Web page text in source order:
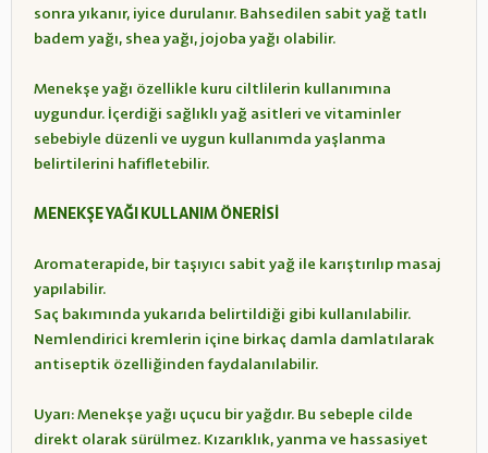
sonra yıkanır, iyice durulanır. Bahsedilen sabit yağ tatlı
badem yağı, shea yağı, jojoba yağı olabilir.
Menekşe yağı özellikle kuru ciltlilerin kullanımına
uygundur. İçerdiği sağlıklı yağ asitleri ve vitaminler
sebebiyle düzenli ve uygun kullanımda yaşlanma
belirtilerini hafifletebilir.
MENEKŞE YAĞI KULLANIM ÖNERİSİ
Aromaterapide, bir taşıyıcı sabit yağ ile karıştırılıp masaj
yapılabilir.
Saç bakımında yukarıda belirtildiği gibi kullanılabilir.
Nemlendirici kremlerin içine birkaç damla damlatılarak
antiseptik özelliğinden faydalanılabilir.
Uyarı: Menekşe yağı uçucu bir yağdır. Bu sebeple cilde
direkt olarak sürülmez. Kızarıklık, yanma ve hassasiyet